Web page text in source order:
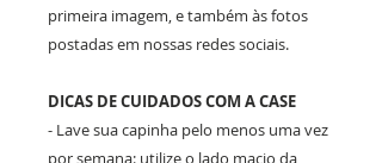
primeira imagem, e também às fotos
postadas em nossas redes sociais.
DICAS DE CUIDADOS COM A CASE
- Lave sua capinha pelo menos uma vez